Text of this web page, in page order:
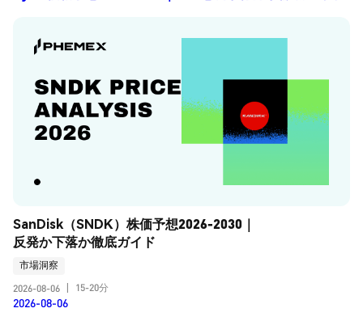
SanDisk（SNDK）株価予想2026-2030｜
反発か下落か徹底ガイド
市場洞察
2026-08-06
15-20分
2026-08-06